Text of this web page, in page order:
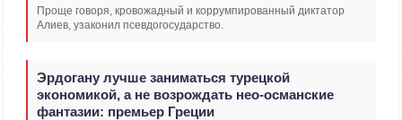
Проще говоря, кровожадный и коррумпированный диктатор
Алиев, узаконил псевдогосударство.
Эрдогану лучше заниматься турецкой
экономикой, а не возрождать нео-османские
фантазии: премьер Греции